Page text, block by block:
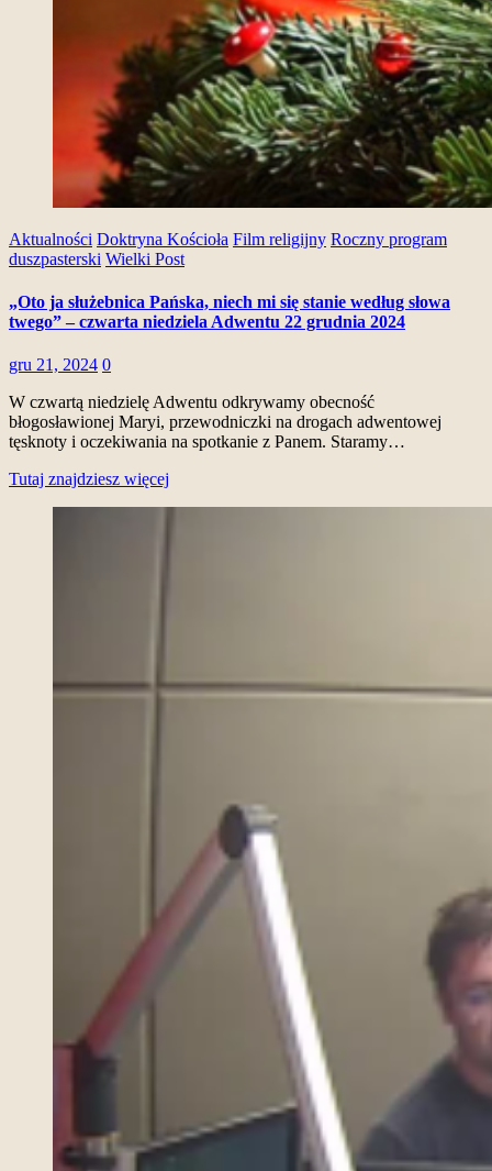
Aktualności Doktryna Kościoła Film religijny Roczny program
duszpasterski Wielki Post
„Oto ja służebnica Pańska, niech mi się stanie według słowa
twego” – czwarta niedziela Adwentu 22 grudnia 2024
gru 21, 2024 0
W czwartą niedzielę Adwentu odkrywamy obecność
błogosławionej Maryi, przewodniczki na drogach adwentowej
tęsknoty i oczekiwania na spotkanie z Panem. Staramy…
Tutaj znajdziesz więcej